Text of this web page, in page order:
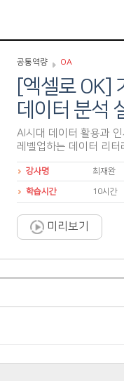
공통역량 OA
[엑셀로 OK]
데이터 분석
AI시대 데이터 활용과
레벨업하는 데이터 리터
강사명 최재완
학습시간 10시간
미리보기